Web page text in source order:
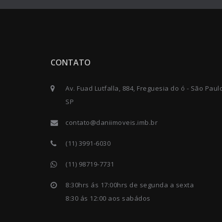
CONTATO
Av. Fuad Lutfalla, 884, Freguesia do ó - São
SP
contato@daniimoveis.imb.br
(11) 3991-6030
(11) 98719-7731
8:30hrs ás 17:00hrs de segunda a sexta
8:30 ás 12:00 aos sabádos